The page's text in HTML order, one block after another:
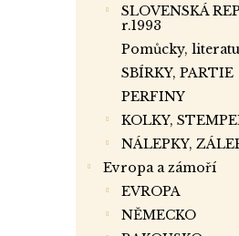
SLOVENSKÁ
r.1993
Pomůcky,
SBÍRKY, PARTIE
PERFINY
KOLKY,
NÁLEPKY,
Evropa a zámoří
EVROPA
NĚMECKO